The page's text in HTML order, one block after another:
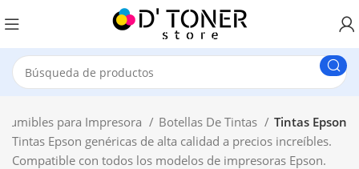
para Impresora Botellas De Tintas
Tintas Epson
Tintas Epson genéricas de alta calidad a precios increíbles.
Compatible con todos los modelos de impresoras Epson.